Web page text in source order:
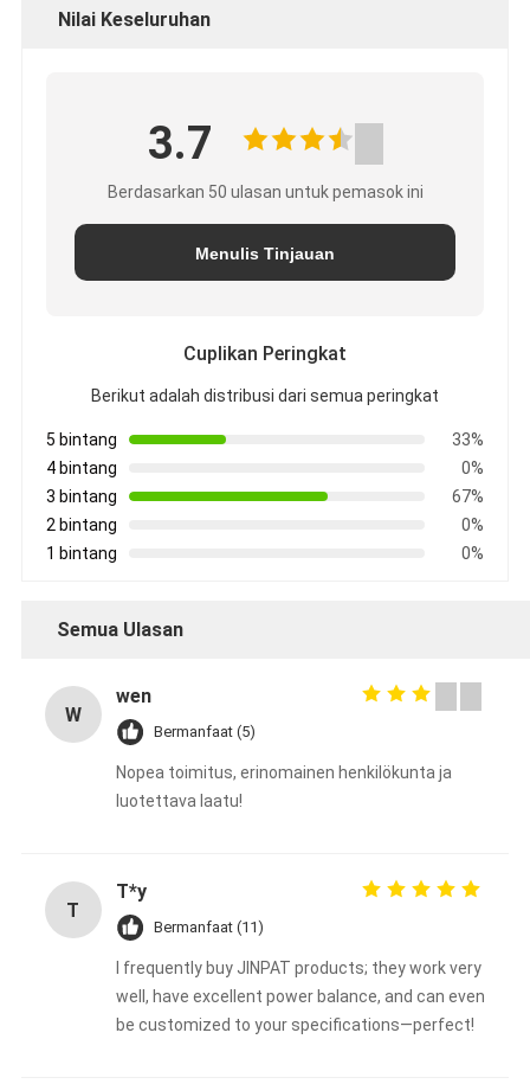
Nilai Keseluruhan
3.7
Berdasarkan 50 ulasan untuk pemasok ini
Menulis Tinjauan
Cuplikan Peringkat
Berikut adalah distribusi dari semua peringkat
5 bintang
33%
4 bintang
0%
3 bintang
67%
2 bintang
0%
1 bintang
0%
Semua Ulasan
W
wen
Bermanfaat (5)
Nopea toimitus, erinomainen henkilökunta ja
luotettava laatu!
T
T*y
Bermanfaat (11)
I frequently buy JINPAT products; they work very
well, have excellent power balance, and can even
be customized to your specifications—perfect!